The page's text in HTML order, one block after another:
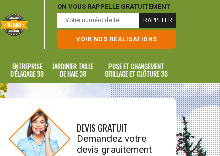
ON VOUS RAPPELLE GRATUITEMENT
VOIR NOS RÉALISATIONS
ENTREPRISE
D'ÉLAGAGE 38
JARDINIER TAILLE
DE HAIE 38
POSE ET CHANGEMENT
GRILLAGE ET CLÔTURE 38
DEVIS GRATUIT
Demandez votre
devis grauitement